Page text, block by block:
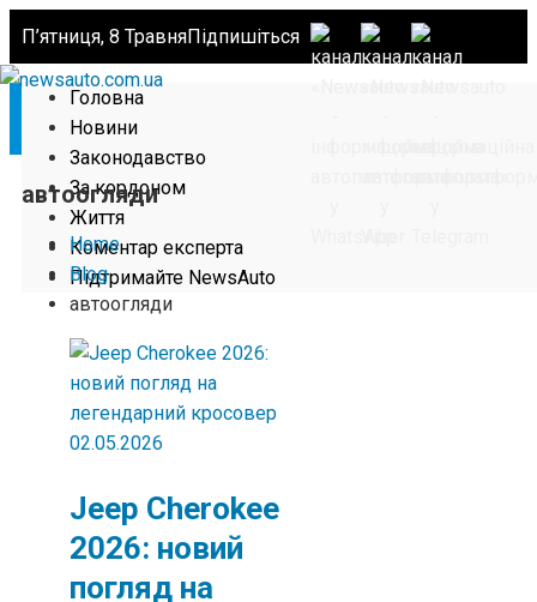
П’ятниця, 8 ТравняПідпишіться
Головна
Новини
Законодавство
За кордоном
Життя
Коментар експерта
Підтримайте NewsAuto
автоогляди
Home
Blog
автоогляди
02.05.2026
Jeep Cherokee
2026: новий
погляд на